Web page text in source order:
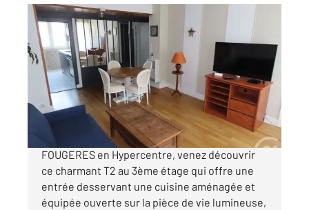
FOUGERES 35
46,12 m2 , 2 pièces
Ref : 6781
Appartement à louer
590 €
par mois charges comprises
FOUGERES en Hypercentre, venez découvrir
ce charmant T2 au 3ème étage qui offre une
entrée desservant une cuisine aménagée et
équipée ouverte sur la pièce de vie lumineuse,